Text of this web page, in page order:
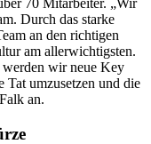
Durch das starke
an den richtigen
am allerwichtigsten.
wir neue Key
Tat umzusetzen und die
an.